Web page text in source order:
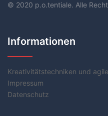
© 2020 p.o.tentiale. Alle
Informationen
Kreativitätstechniken und
Impressum
Datenschutz